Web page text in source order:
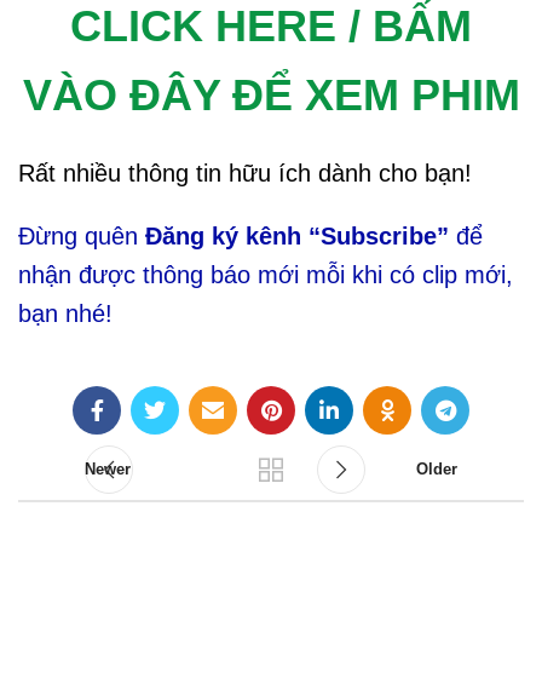
CLICK HERE / BẤM
VÀO ĐÂY ĐỂ XEM PHIM
Rất nhiều thông tin hữu ích dành cho bạn!
Đừng quên Đăng ký kênh “Subscribe” để
nhận được thông báo mới mỗi khi có clip mới,
bạn nhé!
Newer Older